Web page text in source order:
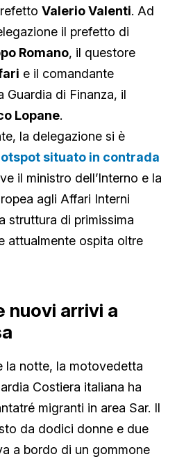
Valerio Valenti. Ad
il prefetto di
Romano, il questore
e il comandante
Guardia di Finanza, il
Lopane.
la delegazione si è
situato in contrada
il ministro dell’Interno e la
agli Affari Interni
struttura di primissima
attualmente ospita oltre
nuovi arrivi a
la notte, la motovedetta
Costiera italiana ha
migranti in area Sar. Il
da dodici donne e due
a bordo di un gommone